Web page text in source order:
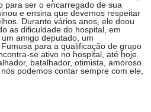
para ser o encarregado de sua
e ensina que devemos respeitar
Durante vários anos, ele doou
as dificuldade do hospital, em
amigo deputado, um
para a qualificação de grupo
se ativo no hospital, até hoje.
batalhador, otimista, amoroso
podemos contar sempre com ele,